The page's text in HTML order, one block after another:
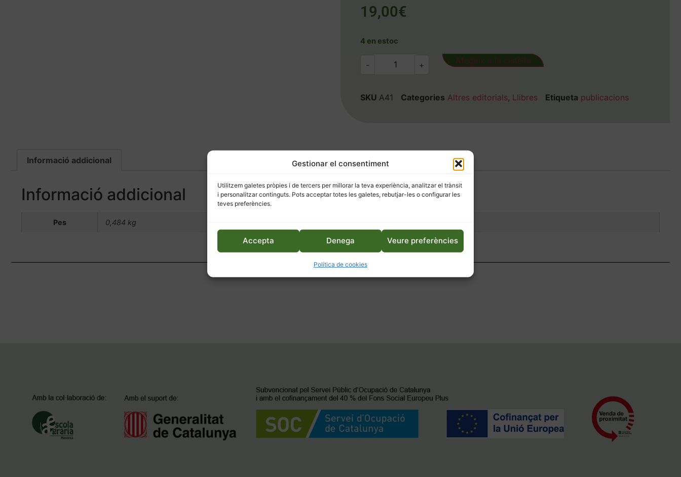
Gestionar el consentiment
Utilitzem galetes pròpies i de tercers per millorar la teva experiència, analitzar el trànsit
i personalitzar continguts. Pots acceptar totes les galetes, rebutjar-les o configurar les
teves preferències.
Accepta Denega Veure preferències
Política de cookies
19,00€
4 en estoc
- + Afegeix a la cistella
SKU A41 Categories Altres editorials, Llibres Etiqueta publicacions
Informació addicional
Informació addicional
Pes 0,484 kg